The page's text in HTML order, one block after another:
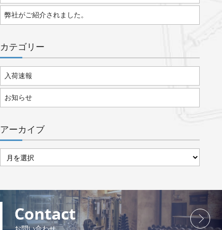
弊社がご紹介されました。
カテゴリー
入荷速報
お知らせ
アーカイブ
ー
イ
ブ
Contact